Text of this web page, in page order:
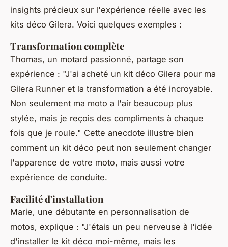
insights précieux sur l'expérience réelle avec les
kits déco Gilera. Voici quelques exemples :
Transformation complète
Thomas, un motard passionné, partage son
expérience : "J'ai acheté un kit déco Gilera pour ma
Gilera Runner et la transformation a été incroyable.
Non seulement ma moto a l'air beaucoup plus
stylée, mais je reçois des compliments à chaque
fois que je roule." Cette anecdote illustre bien
comment un kit déco peut non seulement changer
l'apparence de votre moto, mais aussi votre
expérience de conduite.
Facilité d'installation
Marie, une débutante en personnalisation de
motos, explique : "J'étais un peu nerveuse à l'idée
d'installer le kit déco moi-même, mais les